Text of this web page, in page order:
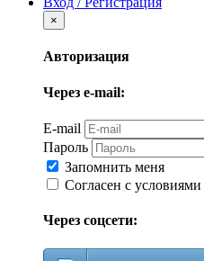
×
Авторизация
Через e-mail:
E-mail
Пароль
Запомнить меня
Согласен с условиями
Через соцсети: